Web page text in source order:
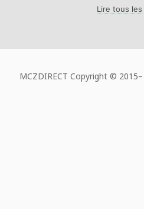
Lire tous
MCZDIRECT Copyright © 2015–